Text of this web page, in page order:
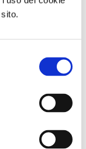
Gita giornaliera
Fontanelle e
Materdei,
Settembre